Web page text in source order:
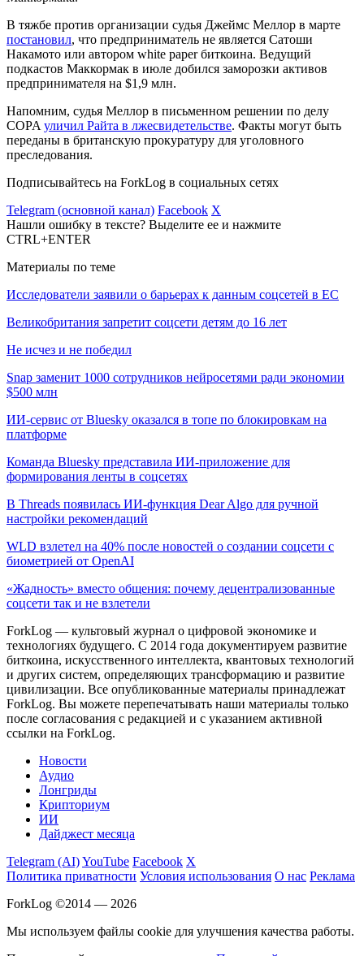
В тяжбе против организации судья Джеймс Меллор в марте
постановил, что предприниматель не является Сатоши
Накамото или автором white paper биткоина. Ведущий
подкастов Маккормак в июле добился заморозки активов
предпринимателя на $1,9 млн.
Напомним, судья Меллор в письменном решении по делу
COPA уличил Райта в лжесвидетельстве. Факты могут быть
переданы в британскую прокуратуру для уголовного
преследования.
Подписывайтесь на ForkLog в социальных сетях
Telegram (основной канал) Facebook X
Нашли ошибку в тексте? Выделите ее и нажмите
CTRL+ENTER
Материалы по теме
Исследователи заявили о барьерах к данным соцсетей в ЕС
Великобритания запретит соцсети детям до 16 лет
Не исчез и не победил
Snap заменит 1000 сотрудников нейросетями ради экономии
$500 млн
ИИ-сервис от Bluesky оказался в топе по блокировкам на
платформе
Команда Bluesky представила ИИ-приложение для
формирования ленты в соцсетях
В Threads появилась ИИ-функция Dear Algo для ручной
настройки рекомендаций
WLD взлетел на 40% после новостей о создании соцсети с
биометрией от OpenAI
«Жадность» вместо общения: почему децентрализованные
соцсети так и не взлетели
ForkLog — культовый журнал о цифровой экономике и
технологиях будущего. С 2014 года документируем развитие
биткоина, искусственного интеллекта, квантовых технологий
и других систем, определяющих трансформацию и развитие
цивилизации. Все опубликованные материалы принадлежат
ForkLog. Вы можете перепечатывать наши материалы только
после согласования с редакцией и с указанием активной
ссылки на ForkLog.
Новости
Аудио
Лонгриды
Крипториум
ИИ
Дайджест месяца
Telegram (AI)YouTube Facebook X
Политика приватности Условия использования О нас Реклама
ForkLog ©2014 — 2026
Мы используем файлы cookie для улучшения качества работы.